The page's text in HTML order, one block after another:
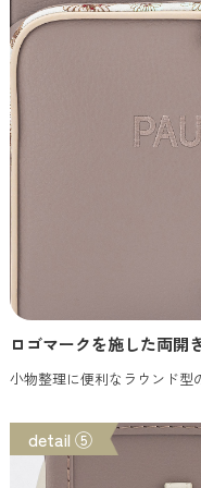
ロゴマークを施した両開
小物整理に便利なラウンド型
detail ⑤